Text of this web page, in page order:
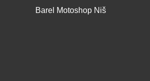
Barel Motoshop Niš